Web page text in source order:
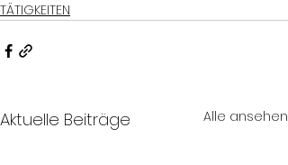
TÄTIGKEITEN
Aktuelle Beiträge Alle ansehen